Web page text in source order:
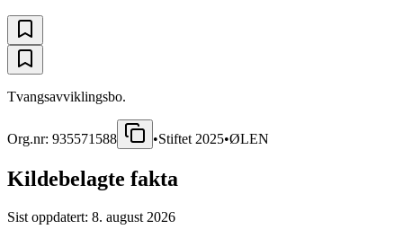
Tvangsavviklingsbo.
Org.nr: 935571588 •Stiftet 2025•ØLEN
Kildebelagte fakta
Sist oppdatert: 8. august 2026